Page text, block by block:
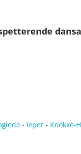
- Ieper- Knokke-